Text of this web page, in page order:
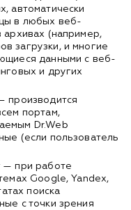
автоматически
в любых веб-
архивах (например,
загрузки, и многие
данными с веб-
и других
производится
портам,
Dr.Web
(если пользователь
— при работе
Google, Yandex,
поиска
с точки зрения